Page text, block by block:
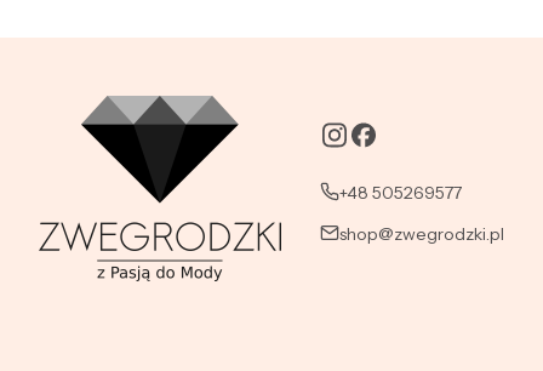
+48 505269577
shop@zwegrodzki.pl